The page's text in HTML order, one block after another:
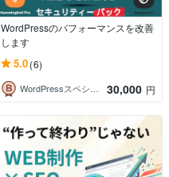
WordPressのパフォーマンスを改善
します
5.0(6)
WordPressスペシャリストの菅原 30,000 円